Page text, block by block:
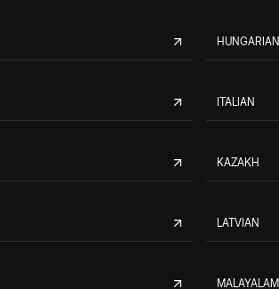
HUNGARIAN
ITALIAN
KAZAKH
LATVIAN
MALAYALAM